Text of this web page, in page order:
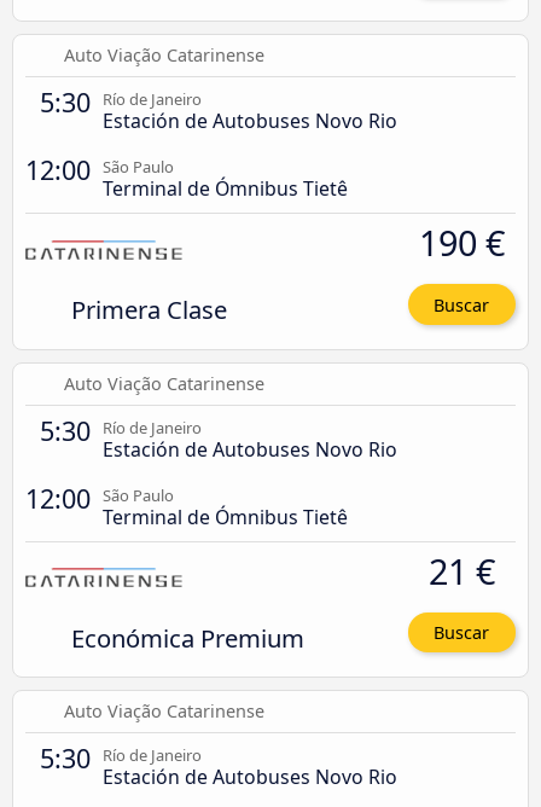
Auto Viação Catarinense
5:30 Río de Janeiro
Estación de Autobuses Novo Rio
12:00 São Paulo
Terminal de Ómnibus Tietê
Primera Clase
190 €
Buscar
Auto Viação Catarinense
5:30 Río de Janeiro
Estación de Autobuses Novo Rio
12:00 São Paulo
Terminal de Ómnibus Tietê
Económica Premium
21 €
Buscar
Auto Viação Catarinense
5:30 Río de Janeiro
Estación de Autobuses Novo Rio